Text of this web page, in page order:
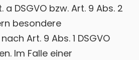
a DSGVO bzw. Art. 9 Abs. 2
besondere
Art. 9 Abs. 1 DSGVO
Im Falle einer